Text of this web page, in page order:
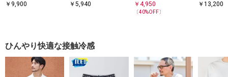
ン スピンドル Tシャ
￥ 9,900
ymix（R）ワンポイ
￥5,940
COOL TOUCH サマー
Tシャツ
￥ 4,950
〔40%OFF〕
ロゴ ピケ
￥13,200
ひんやり快適な接触冷感